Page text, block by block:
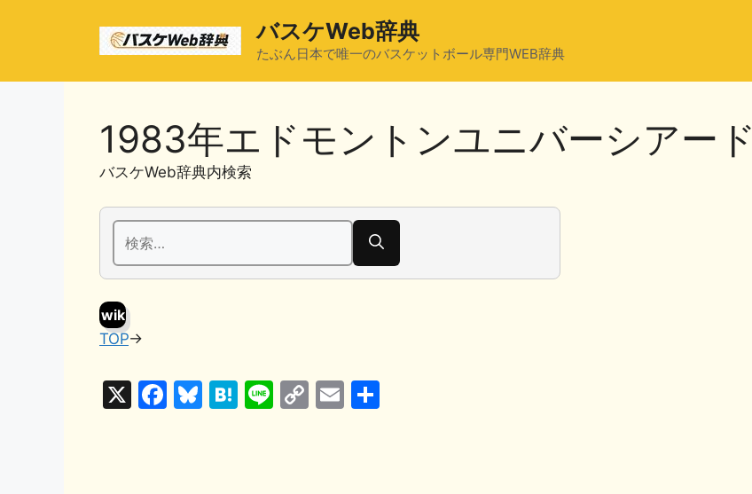
バスケWeb辞典
たぶん日本で唯一のバスケットボール専門WEB辞典
1983年エドモントンユニバーシアード
バスケWeb辞典内検索
検
索:
wik
i
TOP→
X
F
Bl H
Li C
E